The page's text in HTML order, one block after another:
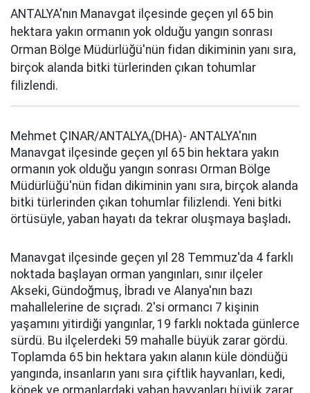
ANTALYA'nın Manavgat ilçesinde geçen yıl 65 bin
hektara yakın ormanın yok olduğu yangın sonrası
Orman Bölge Müdürlüğü'nün fidan dikiminin yanı sıra,
birçok alanda bitki türlerinden çıkan tohumlar
filizlendi.
Mehmet ÇINAR/ANTALYA,(DHA)- ANTALYA'nın
Manavgat ilçesinde geçen yıl 65 bin hektara yakın
ormanın yok olduğu yangın sonrası Orman Bölge
Müdürlüğü'nün fidan dikiminin yanı sıra, birçok alanda
bitki türlerinden çıkan tohumlar filizlendi. Yeni bitki
örtüsüyle, yaban hayatı da tekrar oluşmaya başladı.
Manavgat ilçesinde geçen yıl 28 Temmuz'da 4 farklı
noktada başlayan orman yangınları, sınır ilçeler
Akseki, Gündoğmuş, İbradı ve Alanya'nın bazı
mahallelerine de sıçradı. 2'si ormancı 7 kişinin
yaşamını yitirdiği yangınlar, 19 farklı noktada günlerce
sürdü. Bu ilçelerdeki 59 mahalle büyük zarar gördü.
Toplamda 65 bin hektara yakın alanın küle döndüğü
yangında, insanların yanı sıra çiftlik hayvanları, kedi,
köpek ve ormanlardaki yaban hayvanları büyük zarar